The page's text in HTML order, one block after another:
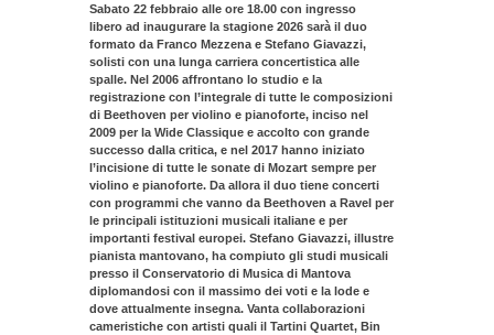
Sabato 22 febbraio alle ore 18.00 con ingresso
libero ad inaugurare la stagione 2026 sarà il duo
formato da Franco Mezzenae Stefano Giavazzi,
solisti con una lunga carriera concertistica alle
spalle. Nel 2006 affrontano lo studio e la
registrazione con l’integrale di tutte le composizioni
di Beethoven per violino e pianoforte, inciso nel
2009 per la Wide Classique e accolto con grande
successo dalla critica, e nel 2017 hanno iniziato
l’incisione di tutte le sonate di Mozart sempre per
violino e pianoforte. Da allora il duo tiene concerti
con programmi che vanno da Beethoven a Ravel per
le principali istituzioni musicali italiane e per
importanti festival europei. Stefano Giavazzi, illustre
pianista mantovano, ha compiuto gli studi musicali
presso il Conservatorio di Musica di Mantova
diplomandosi con il massimo dei voti e la lode e
dove attualmente insegna. Vanta collaborazioni
cameristiche con artisti quali il Tartini Quartet, Bin